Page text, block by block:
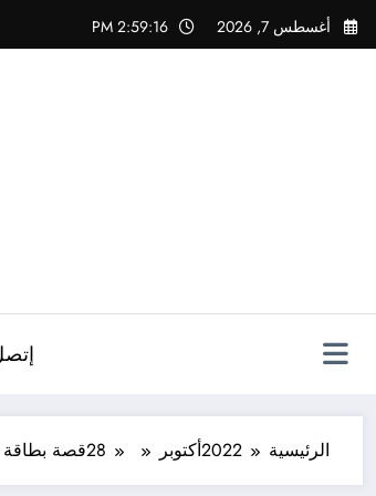
التجاوز
إلى
أغسطس 7, 2026 2:59:17 PM
الرئيسية 2022أكتوبر 28قصة بطاقة